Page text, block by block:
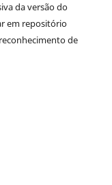
da versão do
em repositório
de